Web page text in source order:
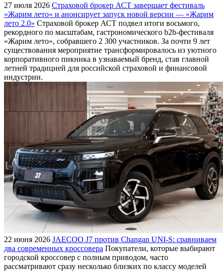
27 июля 2026 Страховой брокер АСТ завершает фестиваль
«Жарим лето» и анонсирует запуск новой версии — «Жарим
лето 2.0» Страховой брокер АСТ подвел итоги восьмого,
рекордного по масштабам, гастрономического b2b-фестиваля
«Жарим лето», собравшего 2 300 участников. За почти 9 лет
существования мероприятие трансформировалось из уютного
корпоративного пикника в узнаваемый бренд, став главной
летней традицией для российской страховой и финансовой
индустрии.
22 июня 2026 JAECOO J7 против Changan UNI-S: сравниваем
два современных кроссовера Покупатели, которые выбирают
городской кроссовер с полным приводом, часто
рассматривают сразу несколько близких по классу моделей